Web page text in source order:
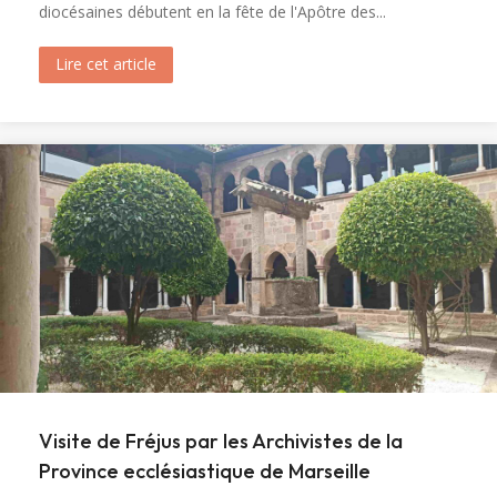
diocésaines débutent en la fête de l'Apôtre des...
Lire cet article
Visite de Fréjus par les Archivistes de la
Province ecclésiastique de Marseille